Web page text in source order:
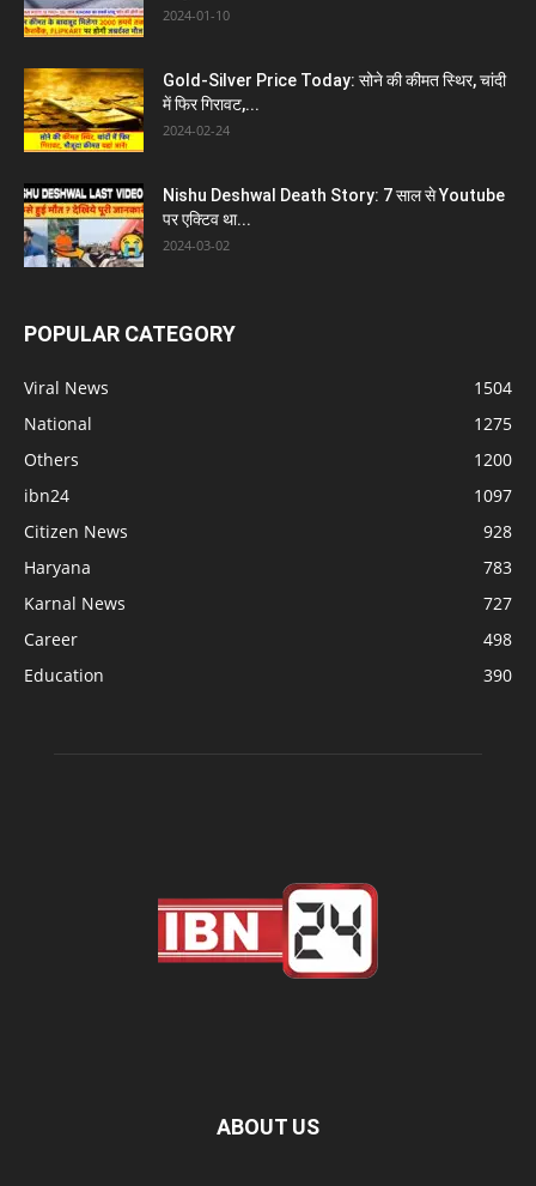
2024-01-10
Gold-Silver Price Today: सोने की कीमत स्थिर, चांदी
में फिर गिरावट,...
2024-02-24
Nishu Deshwal Death Story: 7 साल से Youtube
पर एक्टिव था...
2024-03-02
POPULAR CATEGORY
Viral News
1504
National
1275
Others
1200
ibn24
1097
Citizen News
928
Haryana
783
Karnal News
727
Career
498
Education
390
ABOUT US